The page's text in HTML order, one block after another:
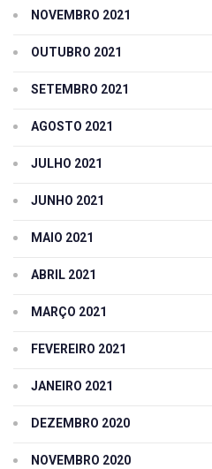
NOVEMBRO 2021
OUTUBRO 2021
SETEMBRO 2021
AGOSTO 2021
JULHO 2021
JUNHO 2021
MAIO 2021
ABRIL 2021
MARÇO 2021
FEVEREIRO 2021
JANEIRO 2021
DEZEMBRO 2020
NOVEMBRO 2020